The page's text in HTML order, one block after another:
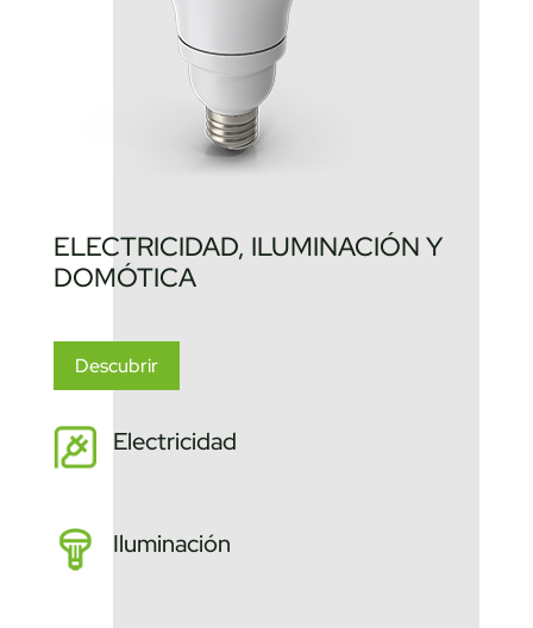
ELECTRICIDAD, ILUMINACIÓN Y
DOMÓTICA
Descubrir
Electricidad
Iluminación